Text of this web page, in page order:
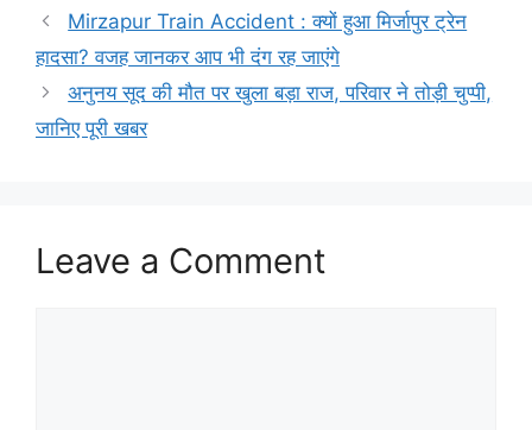
Mirzapur Train Accident : क्यों हुआ मिर्जापुर ट्रेन
हादसा? वजह जानकर आप भी दंग रह जाएंगे
अनुनय सूद की मौत पर खुला बड़ा राज, परिवार ने तोड़ी चुप्पी,
जानिए पूरी खबर
Leave a Comment